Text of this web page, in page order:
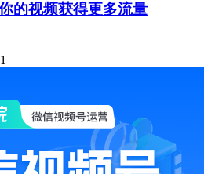
的视频获得更多流量